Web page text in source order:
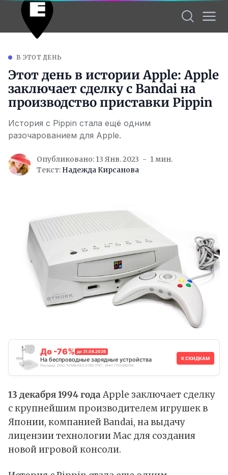
В ЭТОТ ДЕНЬ
Этот день в истории Apple: Apple
заключает сделку с Bandai на
производство приставки Pippin
История с Pippin стала ещё одним
разочарованием для Apple.
Опубликовано: 13 Янв. 2023
1 мин.
Текст: Надежда Кирсанова
До -76% до 31.08.2026
На беспроводные зарядные устройства
Реклама. ООО "АЛИБАБА.КОМ (РУ)", ИНН 7703380158
К СКИДКАМ
13 декабря 1994 годаApple заключает сделку
с крупнейшим производителем игрушек в
Японии, компанией Bandai, на выдачу
лицензии технологии Mac для создания
новой игровой консоли.